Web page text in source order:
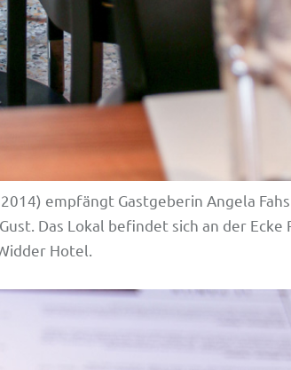
empfängt Gastgeberin Angela
Das Lokal befindet sich an der Ecke
Hotel.